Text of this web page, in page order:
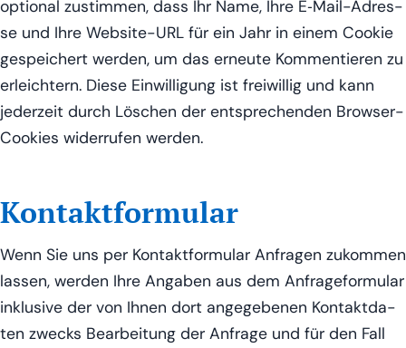
optio­nal zustim­men, dass Ihr Name, Ihre E‑Mail-Adres­
se und Ihre Web­site-URL für ein Jahr in einem Coo­kie
gespei­chert wer­den, um das erneu­te Kom­men­tie­ren zu
erleich­tern. Die­se Ein­wil­li­gung ist frei­wil­lig und kann
jeder­zeit durch Löschen der ent­spre­chen­den Brow­ser-
Coo­kies wider­ru­fen werden.
Kontaktformular
Wenn Sie uns per Kon­takt­for­mu­lar Anfra­gen zukom­men
las­sen, wer­den Ihre Anga­ben aus dem Anfra­ge­for­mu­lar
inklu­si­ve der von Ihnen dort ange­ge­be­nen Kon­takt­da­
ten zwecks Bear­bei­tung der Anfra­ge und für den Fall